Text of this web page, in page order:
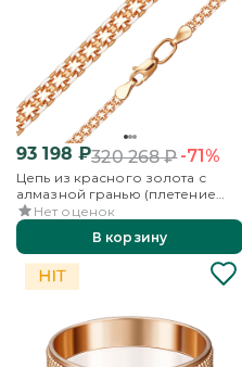
93 198 ₽320 268₽-71%
Цепь из красного золота с
алмазной гранью (плетение
«Бисмарк двойной якорь»)
Нет оценок
В корзину